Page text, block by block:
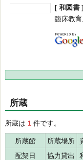
[ 和図書
臨床教
所蔵
所蔵は 1 件です。
所蔵館 所蔵場所
配架日
協力貸出